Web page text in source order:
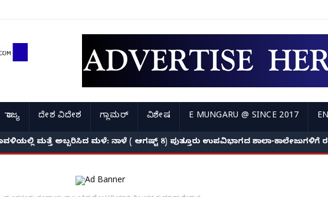
ರಾಜ್ಯ ದೇಶ ವಿದೇಶ ಗ್ಲಾಮರ್ ವಿಶೇಷ E MUNGARU @ SINCE 2017
ಮತ್ತೆ ಅಬ್ಬರಿಸಿದ ಮಳೆ: ನಾಳೆ ( ಆಗಷ್ಟ್ 8) ಪುತ್ತೂರು ಉಪವಿಭಾಗದ ಶಾಲಾ-